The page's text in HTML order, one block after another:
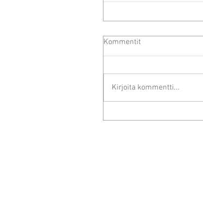
Kommentit
Kirjoita kommentti...